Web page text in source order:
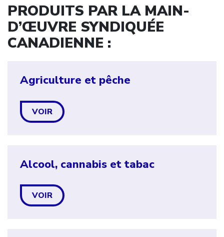
PRODUITS PAR LA MAIN-
D’ŒUVRE SYNDIQUÉE
CANADIENNE :
Agriculture et pêche
VOIR
Alcool, cannabis et tabac
VOIR